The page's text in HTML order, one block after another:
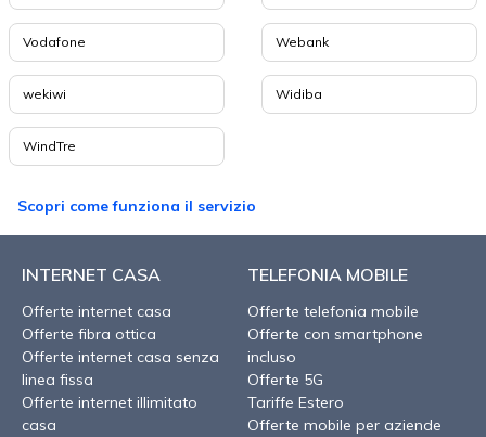
Vodafone Webank
wekiwi Widiba
WindTre
Scopri come funziona il servizio
INTERNET CASA
Offerte internet casa
Offerte fibra ottica
Offerte internet casa senza
linea fissa
Offerte internet illimitato
casa
TELEFONIA MOBILE
Offerte telefonia mobile
Offerte con smartphone
incluso
Offerte 5G
Tariffe Estero
Offerte mobile per aziende